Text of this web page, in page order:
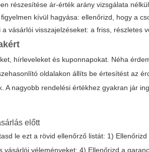
részesítése ár-érték arány vizsgálata
kívül hagyása: ellenőrizd, hogy a
vásárlói visszajelzéseket: a friss, részletes
hírleveleket és kuponnapokat. Néha
oldalakon állíts be értesítést az
A nagyobb rendelési értékhez gyakran jár
előtt
le ezt a rövid ellenőrző listát: 1)
vásárlói véleményeket; 4) Ellenőrizd a